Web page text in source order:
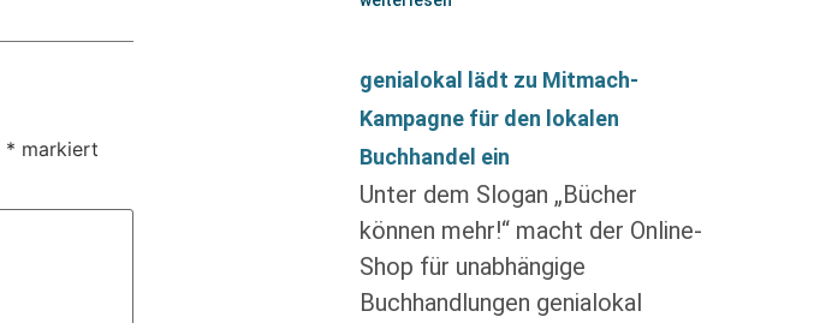
* markiert
genialokal lädt zu Mitmach-
Kampagne für den lokalen
Buchhandel ein
Unter dem Slogan „Bücher
können mehr!“ macht der Online-
Shop für unabhängige
Buchhandlungen genialokal